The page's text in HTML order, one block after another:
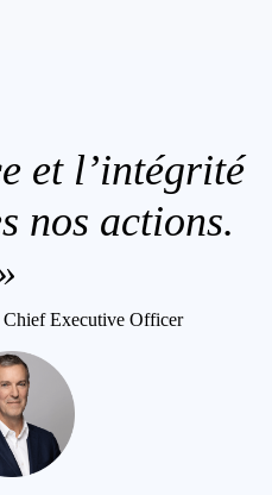
et l’intégrité
nos actions.
Executive Officer